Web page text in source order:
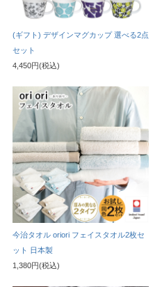
(ギフト) デザインマグカップ 選べる2点
セット
4,450円(税込)
今治タオル oriori フェイスタオル2枚セ
ット 日本製
1,380円(税込)